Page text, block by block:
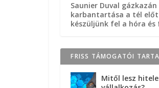
Saunier Duval gázkazán
karbantartása a tél
készüljünk fel a hóra és
FRISS TÁMOGATÓI
Mitől lesz